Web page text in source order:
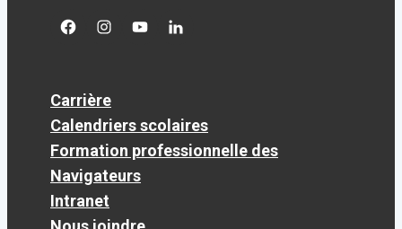
facebookgoogleplus
googleplusgoogleplus
Carrière
Calendriers scolaires
Formation professionnelle des
Navigateurs
Intranet